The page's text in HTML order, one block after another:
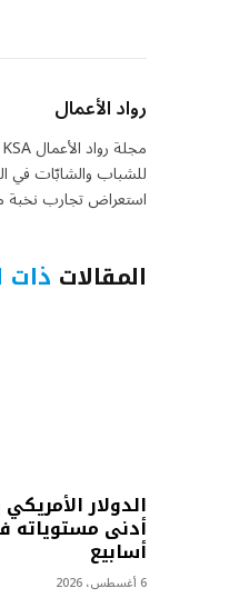
رواد الأعمال
للشباب والشابّات في
استعراض تجارب نخبة
المقالات ذات
الدولار
أدنى
أسابيع
6 أغسطس، 2026